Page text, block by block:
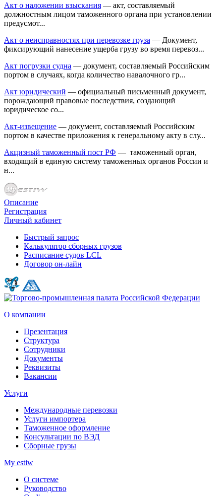
Акт о наложении взыскания — акт, составляемый
должностным лицом таможенного органа при установлении
предусмот...
Акт о неисправностях при перевозке груза — Документ,
фиксирующий нанесение ущерба грузу во время перевоз...
Акт погрузки судна — документ, составляемый Российским
портом в случаях, когда количество навалочного гр...
Акт юридический — официальный письменный документ,
порождающий правовые последствия, создающий
юридическое со...
Акт-извещение — документ, составляемый Российским
портом в качестве приложения к генеральному акту в слу...
Акцизный таможенный пост РФ — таможенный орган,
входящий в единую систему таможенных органов России и
н...
Описание
Регистрация
Личный кабинет
Быстрый запрос
Калькулятор сборных грузов
Расписание судов LCL
Договор он-лайн
О компании
Презентация
Структура
Сотрудники
Документы
Реквизиты
Вакансии
Услуги
Международные перевозки
Услуги импортера
Таможенное оформление
Консультации по ВЭД
Сборные грузы
My estiw
О системе
Руководство